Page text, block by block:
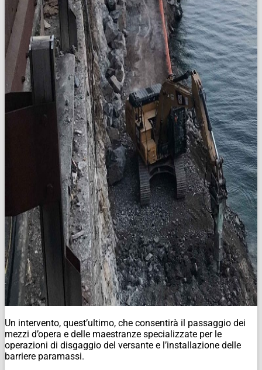
Un intervento, quest’ultimo, che consentirà il passaggio dei
mezzi d’opera e delle maestranze specializzate per le
operazioni di disgaggio del versante e l’installazione delle
barriere paramassi.